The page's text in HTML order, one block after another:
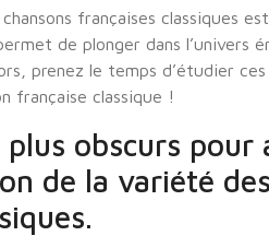
françaises classiques
de plonger dans l’univers
prenez le temps d’étudier
française classique !
obscurs pour
de la variété